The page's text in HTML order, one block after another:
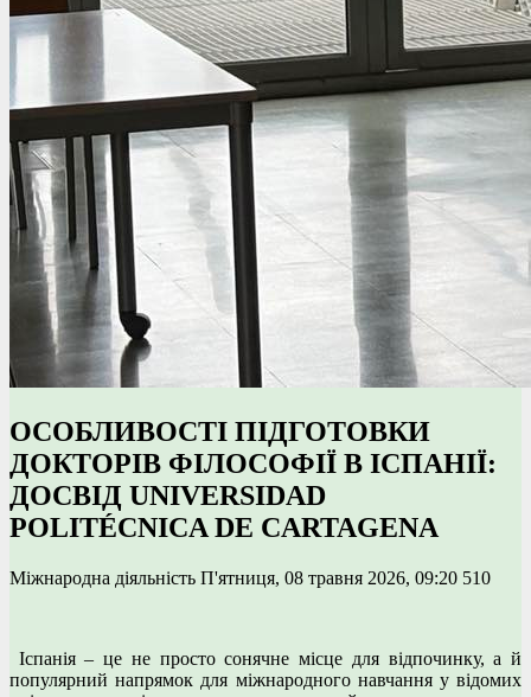
ОСОБЛИВОСТІ ПІДГОТОВКИ
ДОКТОРІВ ФІЛОСОФІЇ В ІСПАНІЇ:
ДОСВІД UNIVERSIDAD
POLITÉCNICA DE CARTAGENA
Міжнародна діяльність П'ятниця, 08 травня 2026, 09:20 510
Іспанія – це не просто сонячне місце для відпочинку, а й
популярний напрямок для міжнародного навчання у відомих